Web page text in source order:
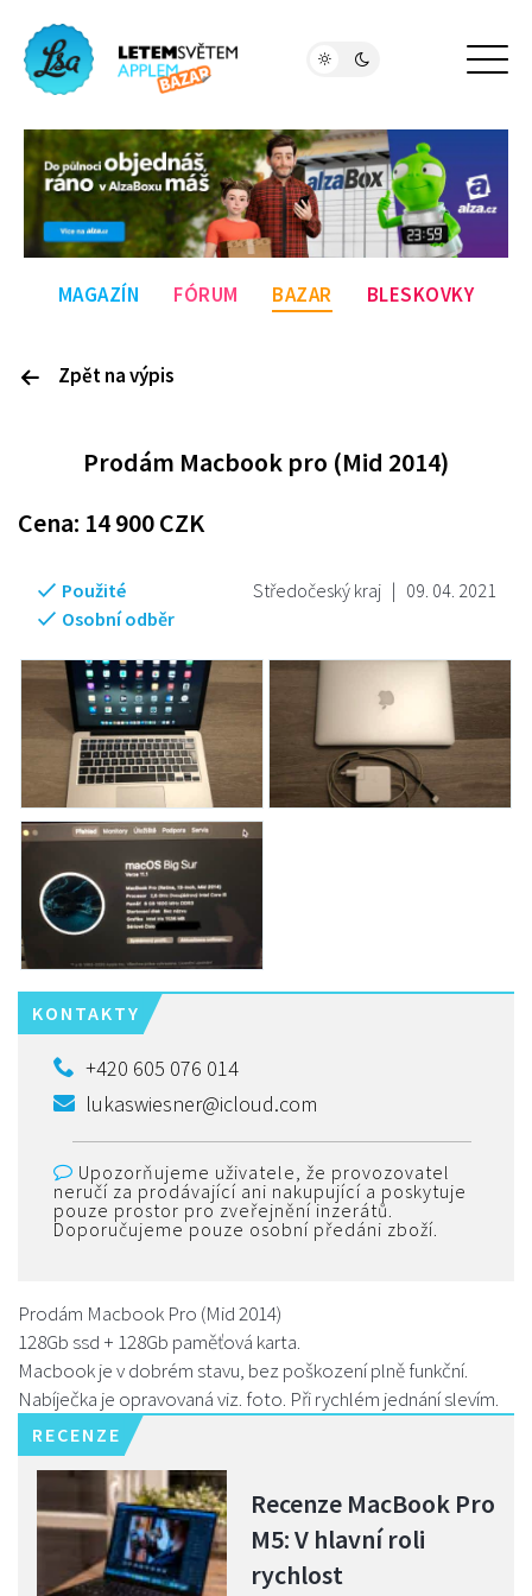
MAGAZÍN FÓRUM BAZAR BLESKOVKY
Zpět na výpis
Prodám Macbook pro (Mid 2014)
Cena: 14 900CZK
Středočeský kraj | 09. 04. 2021
Použité
Osobní odběr
KONTAKTY
+420 605 076 014
lukaswiesner@icloud.com
Upozorňujeme uživatele, že provozovatel
neručí za prodávající ani nakupující a poskytuje
pouze prostor pro zveřejnění inzerátů.
Doporučujeme pouze osobní předáni zboží.
Prodám Macbook Pro (Mid 2014)
128Gb ssd + 128Gb paměťová karta.
Macbook je v dobrém stavu, bez poškození plně funkční.
Nabíječka je opravovaná viz. foto. Při rychlém jednání slevím.
RECENZE
Recenze MacBook Pro
M5: V hlavní roli
rychlost